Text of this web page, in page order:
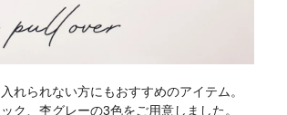
れられない方にもおすすめのアイテム。
ク、杢グレーの3色をご用意しました。